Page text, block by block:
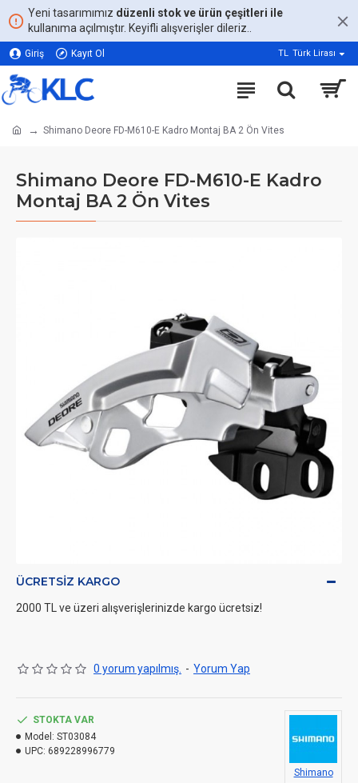
Yeni tasarımımız düzenli stok ve ürün çeşitleri ile
kullanıma açılmıştır. Keyifli alışverişler dileriz..
Giriş Kayıt Ol TL Türk Lirası
Shimano Deore FD-M610-E Kadro Montaj BA 2 Ön Vites
Shimano Deore FD-M610-E Kadro
Montaj BA 2 Ön Vites
ÜCRETSIZ KARGO
2000 TL ve üzeri alışverişlerinizde kargo ücretsiz!
0 yorum yapılmış. - Yorum Yap
STOKTA VAR
Model: ST03084
UPC: 689228996779
Shimano